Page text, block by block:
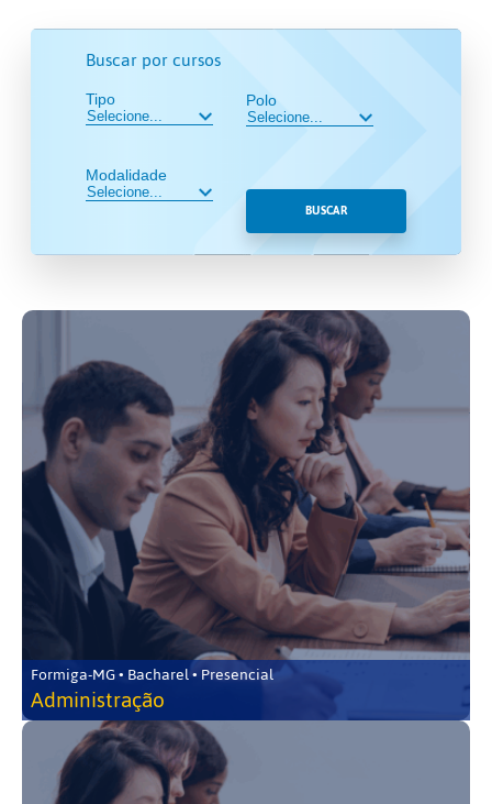
Buscar por cursos
Tipo
Modalidade
Polo
BUSCAR
Formiga-MG • Bacharel • Presencial
Administração